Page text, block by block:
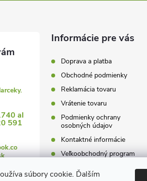
súbory cookie. Ďalším
al
591
Informácie pre vás
Doprava a platba
Obchodné podmienky
Reklamácia tovaru
Vrátenie tovaru
Podmienky ochrany
osobných údajov
Kontaktné informácie
Veľkoobchodný program